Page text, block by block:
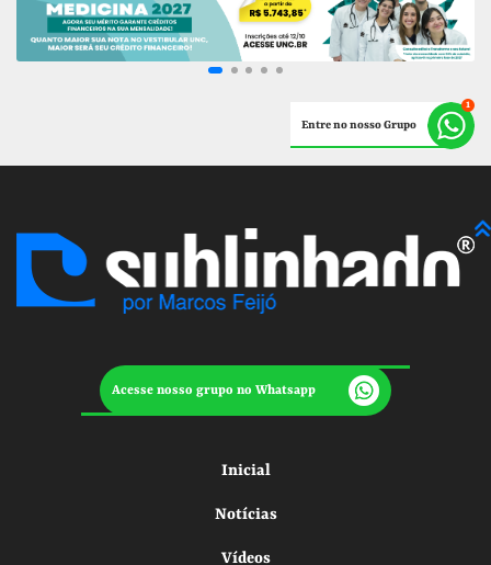
Entre no nosso Grupo
Acesse nosso grupo no Whatsapp
Inicial
Notícias
Vídeos